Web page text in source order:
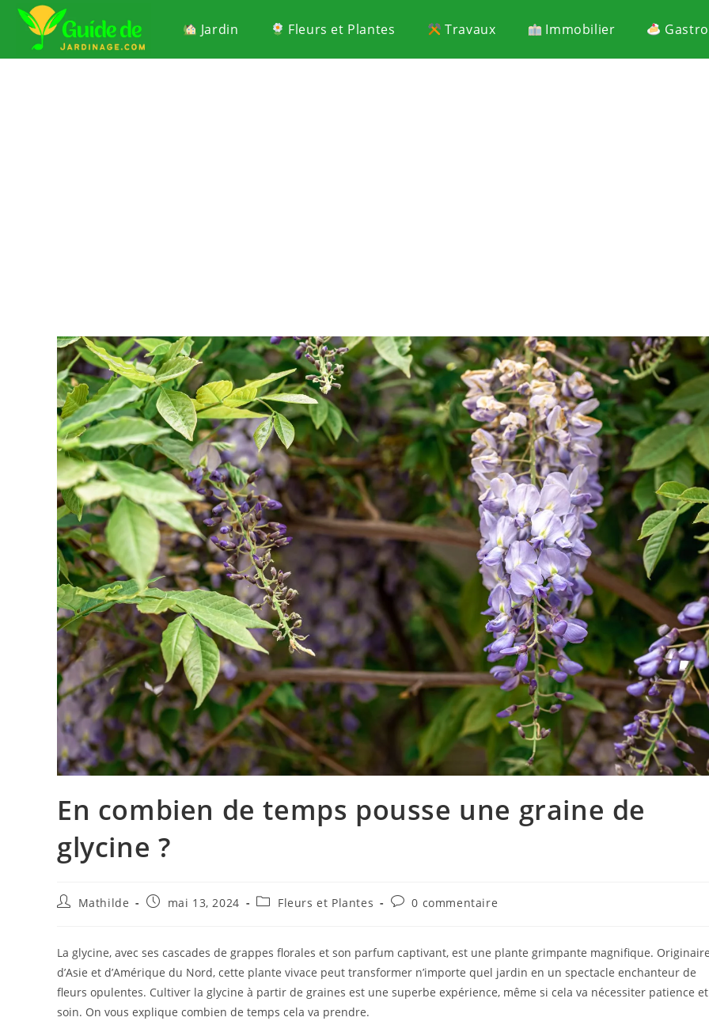
Jardin Fleurs et Plantes Travaux Immobilier
En combien de temps pousse une graine de
glycine ?
Mathilde mai 13, 2024 Fleurs et Plantes 0 commentaire
La glycine, avec ses cascades de grappes florales et son parfum captivant, est une plante grimpante magnifique.
d’Asie et d’Amérique du Nord, cette plante vivace peut transformer n’importe quel jardin en un spectacle enchanteur de
fleurs opulentes. Cultiver la glycine à partir de graines est une superbe expérience, même si cela va nécessiter patience et
soin. On vous explique combien de temps cela va prendre.